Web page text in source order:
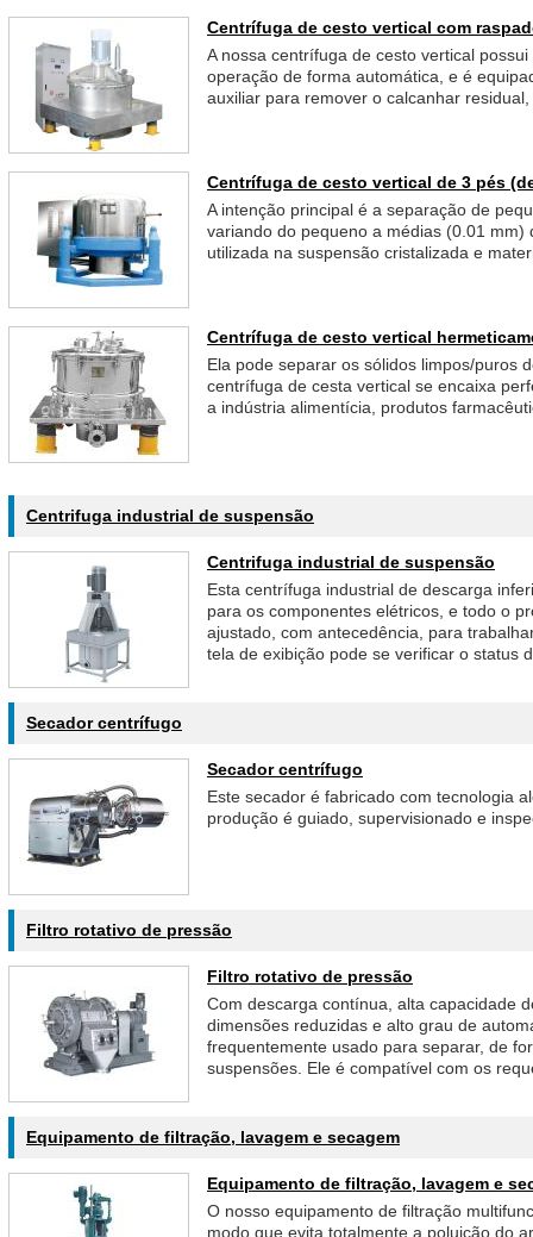
Centrífuga de cesto vertical com
A nossa centrífuga de cesto vertical
operação de forma automática, e é
auxiliar para remover o calcanhar
Centrífuga de cesto vertical de 3 pés
A intenção principal é a separação de
variando do pequeno a médias (0.01
utilizada na suspensão cristalizada e
Centrífuga de cesto vertical
Ela pode separar os sólidos limpos/puros
centrífuga de cesta vertical se encaixa
a indústria alimentícia, produtos
Centrifuga industrial de suspensão
Centrifuga industrial de suspensão
Esta centrífuga industrial de descarga
para os componentes elétricos, e todo o
ajustado, com antecedência, para
tela de exibição pode se verificar o status
Secador centrífugo
Secador centrífugo
Este secador é fabricado com tecnologia
produção é guiado, supervisionado e
Filtro rotativo de pressão
Filtro rotativo de pressão
Com descarga contínua, alta capacidade
dimensões reduzidas e alto grau de
frequentemente usado para separar, de
suspensões. Ele é compatível com os
Equipamento de filtração, lavagem e secagem
Equipamento de filtração, lavagem e
O nosso equipamento de filtração
modo que evita totalmente a poluição do